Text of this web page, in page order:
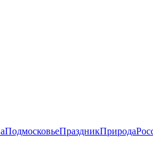
ПодмосковьеПраздникПрирода